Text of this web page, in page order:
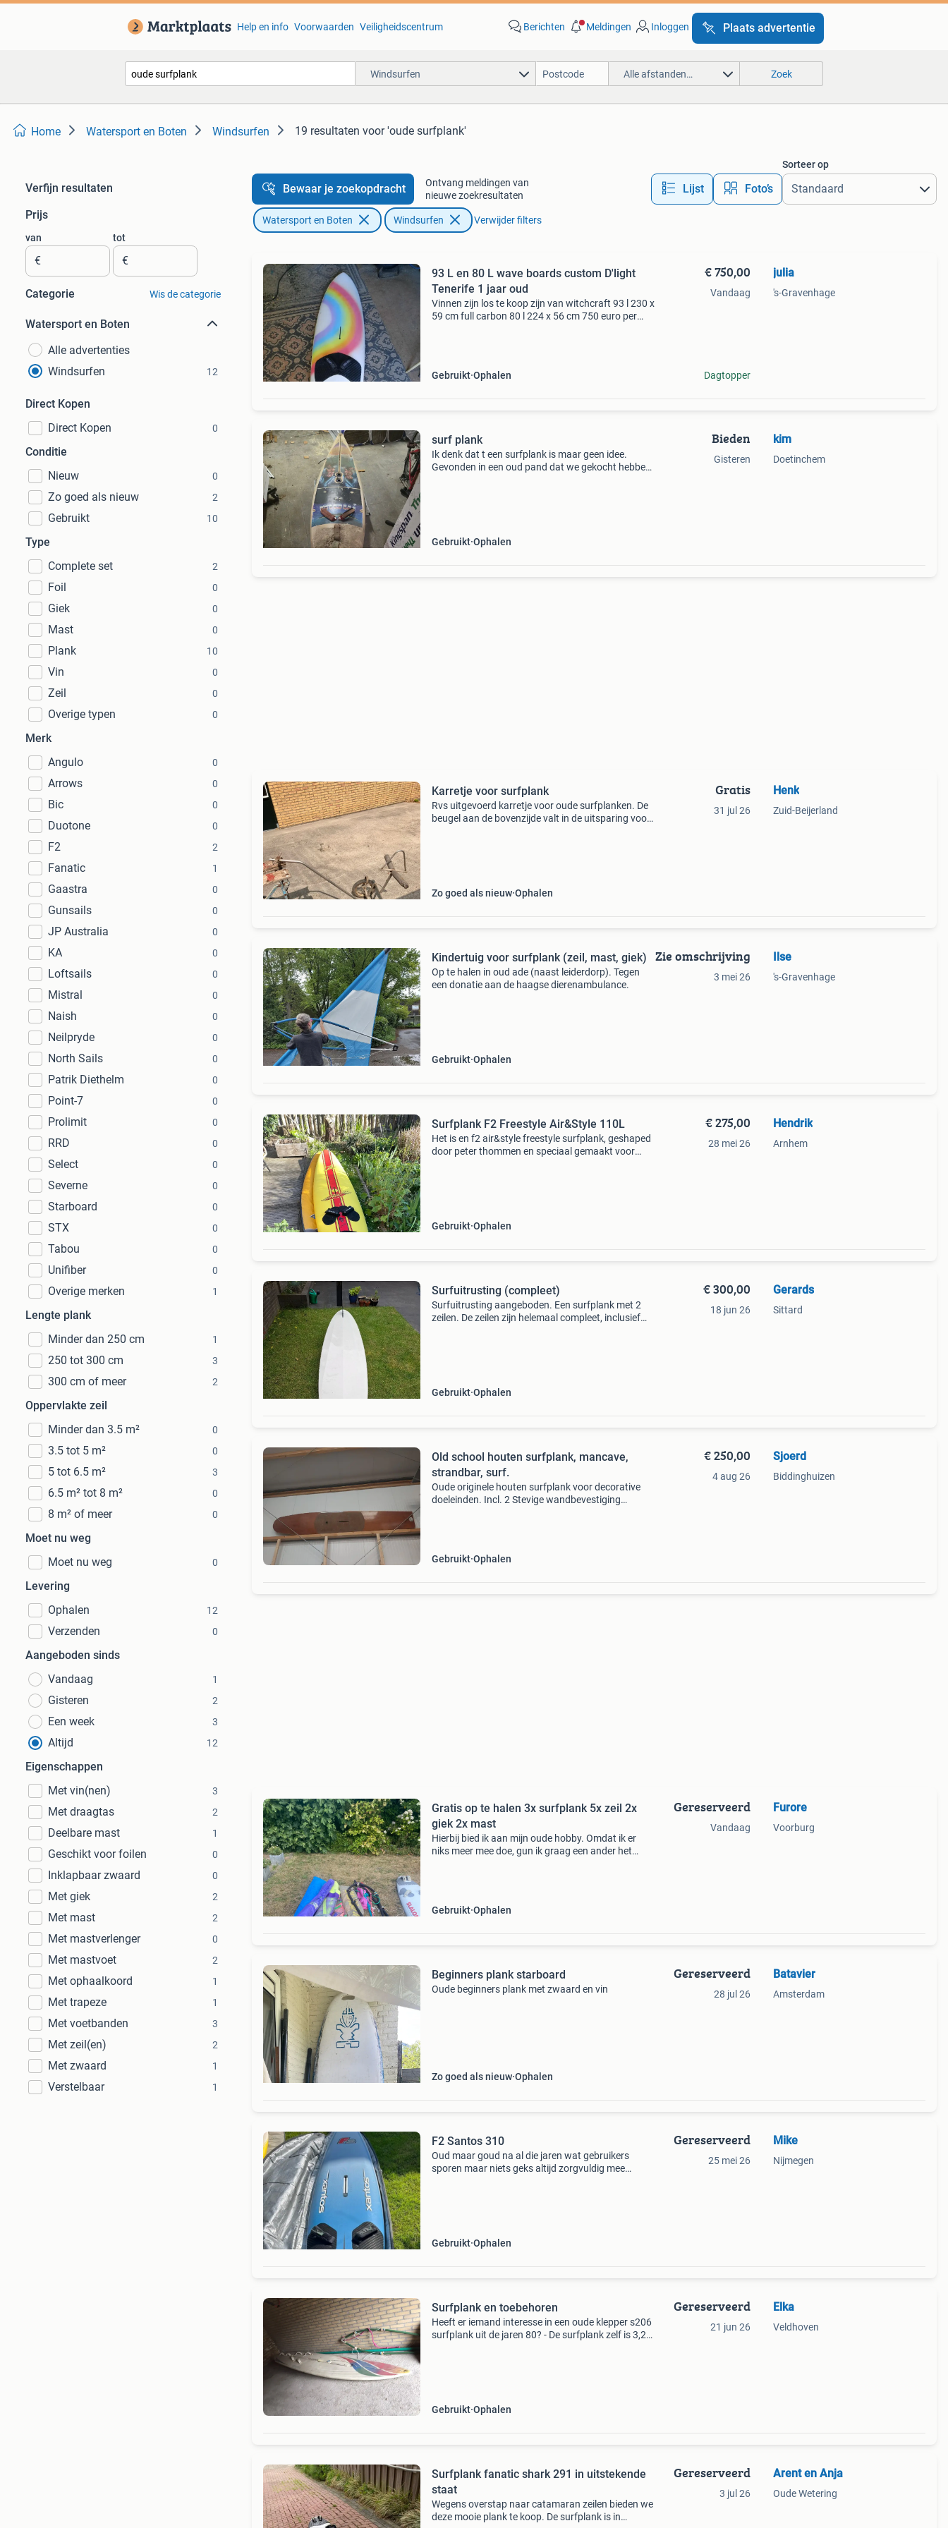
Help en info Voorwaarden Veiligheidscentrum Berichten Meldingen Inloggen Plaats advertentie
Windsurfen Alle afstanden… Zoek
Home Watersport en Boten Windsurfen 19 resultaten voor 'oude surfplank'
Verfijn resultaten
Prijs
van
€
tot
€
Categorie Wis de categorie
Watersport en Boten
Alle advertenties
Windsurfen
12
Direct Kopen
Direct Kopen
0
Conditie
Nieuw
0
Zo goed als nieuw 2
Gebruikt 10
Type
Complete set
2
Foil 0
Giek 0
Mast 0
Plank 10
Vin 0
Zeil 0
Overige typen 0
Merk
Angulo
0
Arrows 0
Bic 0
Duotone 0
F2 2
Fanatic 1
Gaastra 0
Gunsails 0
JP Australia 0
KA 0
Loftsails 0
Mistral 0
Naish 0
Neilpryde 0
North Sails 0
Patrik Diethelm 0
Point-7 0
Prolimit 0
RRD 0
Select 0
Severne 0
Starboard 0
STX 0
Tabou 0
Unifiber 0
Overige merken 1
Lengte plank
Minder dan 250 cm
1
250 tot 300 cm 3
300 cm of meer 2
Oppervlakte zeil
Minder dan 3.5 m²
0
3.5 tot 5 m² 0
5 tot 6.5 m² 3
6.5 m² tot 8 m² 0
8 m² of meer 0
Moet nu weg
Moet nu weg
0
Levering
Ophalen
12
Verzenden 0
Aangeboden sinds
Vandaag
1
Gisteren 2
Een week 3
Altijd 12
Eigenschappen
Met vin(nen)
3
Met draagtas 2
Deelbare mast 1
Geschikt voor foilen 0
Inklapbaar zwaard 0
Met giek 2
Met mast 2
Met mastverlenger 0
Met mastvoet 2
Met ophaalkoord 1
Met trapeze 1
Met voetbanden 3
Met zeil(en) 2
Met zwaard 1
Verstelbaar 1
Bewaar je zoekopdracht
Ontvang meldingen van
nieuwe zoekresultaten
Lijst Foto’s
Sorteer op
Watersport en Boten Windsurfen Verwijder filters
93 L en 80 L wave boards custom D'light
Tenerife 1 jaar oud
Vinnen zijn los te koop zijn van witchcraft 93 l 230 x
59 cm full carbon 80 l 224 x 56 cm 750 euro per
Gebruikt Ophalen
€ 750,00
Vandaag
Dagtopper
julia
's-Gravenhage
surf plank
Ik denk dat t een surfplank is maar geen idee.
Gevonden in een oud pand dat we gekocht hebben.
Gebruikt Ophalen
Bieden
Gisteren
kim
Doetinchem
Karretje voor surfplank
Rvs uitgevoerd karretje voor oude surfplanken. De
beugel aan de bovenzijde valt in de uitsparing voor
Zo goed als nieuw Ophalen
Gratis
31 jul 26
Henk
Zuid-Beijerland
Kindertuig voor surfplank (zeil, mast, giek)
Op te halen in oud ade (naast leiderdorp). Tegen
een donatie aan de haagse dierenambulance.
Gebruikt Ophalen
Zie omschrijving
3 mei 26
Ilse
's-Gravenhage
Surfplank F2 Freestyle Air&Style 110L
Het is en f2 air&style freestyle surfplank, geshaped
door peter thommen en speciaal gemaakt voor
Gebruikt Ophalen
€ 275,00
28 mei 26
Hendrik
Arnhem
Surfuitrusting (compleet)
Surfuitrusting aangeboden. Een surfplank met 2
zeilen. De zeilen zijn helemaal compleet, inclusief
Gebruikt Ophalen
€ 300,00
18 jun 26
Gerards
Sittard
Old school houten surfplank, mancave,
strandbar, surf.
Oude originele houten surfplank voor decorative
doeleinden. Incl. 2 Stevige wandbevestiging
Gebruikt Ophalen
€ 250,00
4 aug 26
Sjoerd
Biddinghuizen
Gratis op te halen 3x surfplank 5x zeil 2x
giek 2x mast
Hierbij bied ik aan mijn oude hobby. Omdat ik er
niks meer mee doe, gun ik graag een ander het
Gebruikt Ophalen
Gereserveerd
Vandaag
Furore
Voorburg
Beginners plank starboard
Oude beginners plank met zwaard en vin
Zo goed als nieuw Ophalen
Gereserveerd
28 jul 26
Batavier
Amsterdam
F2 Santos 310
Oud maar goud na al die jaren wat gebruikers
sporen maar niets geks altijd zorgvuldig mee
Gebruikt Ophalen
Gereserveerd
25 mei 26
Mike
Nijmegen
Surfplank en toebehoren
Heeft er iemand interesse in een oude klepper s206
surfplank uit de jaren 80? - De surfplank zelf is 3,20
Gebruikt Ophalen
Gereserveerd
21 jun 26
Elka
Veldhoven
Surfplank fanatic shark 291 in uitstekende
staat
Wegens overstap naar catamaran zeilen bieden we
deze mooie plank te koop. De surfplank is in
Gereserveerd
3 jul 26
Arent en Anja
Oude Wetering